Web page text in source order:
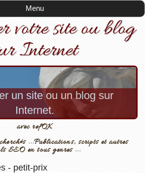
Menu
votre site ou blog
Internet
un site ou un blog sur
Internet.
avec refOK
...Publications, scripts et autres
SEO en tous genres ...
- petit-prix